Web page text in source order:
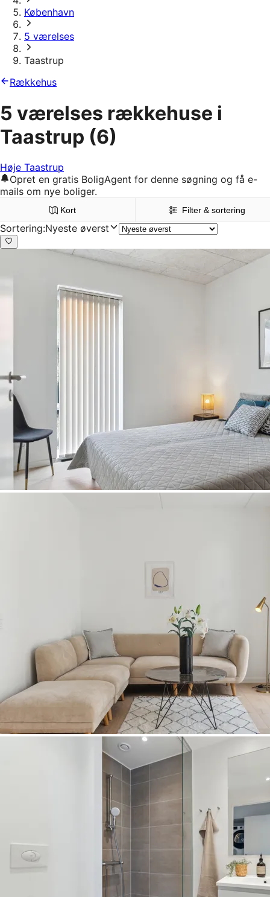
København
5 værelses
Taastrup
Rækkehus
5 værelses rækkehuse i
Taastrup (6)
Høje Taastrup
Opret en gratis BoligAgent for denne søgning og få e-
mails om nye boliger.
Kort Filter & sortering
Sortering:Nyeste øverst